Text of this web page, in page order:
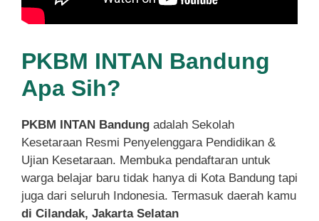
PKBM INTAN Bandung
Apa Sih?
PKBM INTAN Bandung adalah Sekolah
Kesetaraan Resmi Penyelenggara Pendidikan &
Ujian Kesetaraan. Membuka pendaftaran untuk
warga belajar baru tidak hanya di Kota Bandung tapi
juga dari seluruh Indonesia. Termasuk daerah kamu
di Cilandak, Jakarta Selatan